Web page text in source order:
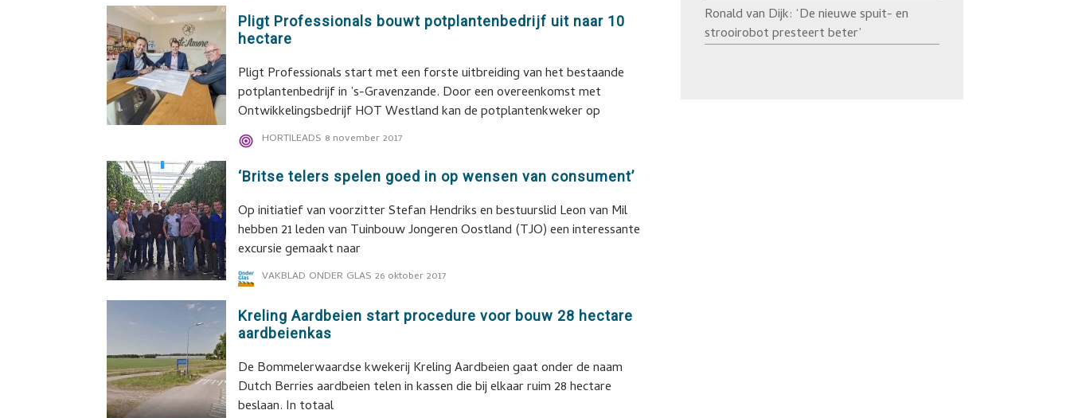
Pligt Professionals bouwt potplantenbedrijf uit naar 10
hectare
Pligt Professionals start met een forste uitbreiding van het bestaande
potplantenbedrijf in ’s-Gravenzande. Door een overeenkomst met
Ontwikkelingsbedrijf HOT Westland kan de potplantenkweker op
HORTILEADS 8 november 2017
‘Britse telers spelen goed in op wensen van consument’
Op initiatief van voorzitter Stefan Hendriks en bestuurslid Leon van Mil
hebben 21 leden van Tuinbouw Jongeren Oostland (TJO) een interessante
excursie gemaakt naar
VAKBLAD ONDER GLAS 26 oktober 2017
Kreling Aardbeien start procedure voor bouw 28 hectare
aardbeienkas
De Bommelerwaardse kwekerij Kreling Aardbeien gaat onder de naam
Dutch Berries aardbeien telen in kassen die bij elkaar ruim 28 hectare
beslaan. In totaal
Ronald van Dijk: ‘De nieuwe spuit- en
strooirobot presteert beter’